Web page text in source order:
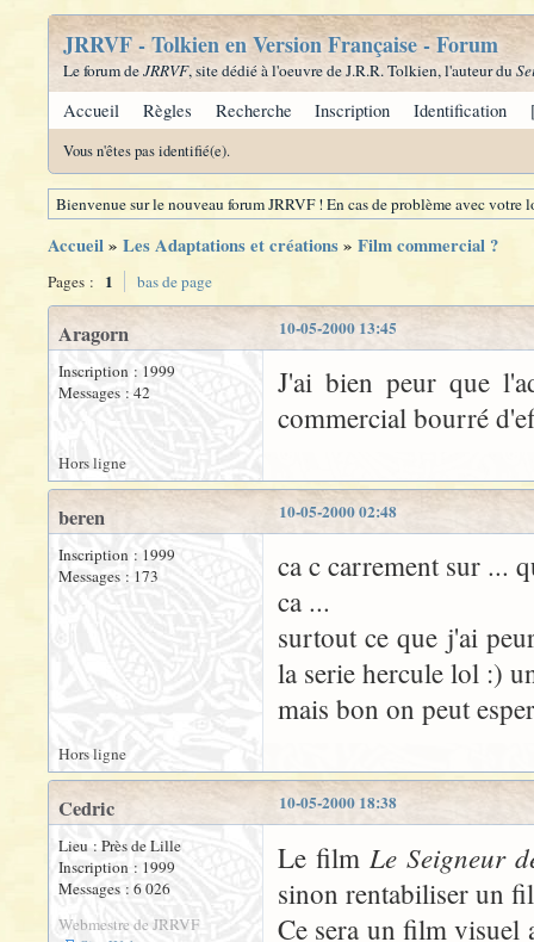
JRRVF - Tolkien en Version Française - Forum
Le forum deJRRVF, site dédié à l'oeuvre de J.R.R. Tolkien, l'auteur du
Accueil Règles Recherche Inscription Identification
Vous n'êtes pas identifié(e).
Bienvenue sur le nouveau forum JRRVF ! En cas de problème avec
Accueil» Les Adaptations et créations» Film commercial ?
Pages : 1 bas de page
10-05-2000 13:45
Aragorn
Inscription : 1999
Messages : 42
J'ai bien peur que
commercial bourré
Hors ligne
10-05-2000 02:48
beren
Inscription : 1999
Messages : 173
ca c carrement sur ...
ca ...
surtout ce que j'ai
la serie hercule lol :)
mais bon on peut
Hors ligne
10-05-2000 18:38
Cedric
Lieu : Près de Lille
Inscription : 1999
Messages : 6 026
Webmestre de JRRVF
Le film Le Seigneur
sinon rentabiliser un
Ce sera un film visuel